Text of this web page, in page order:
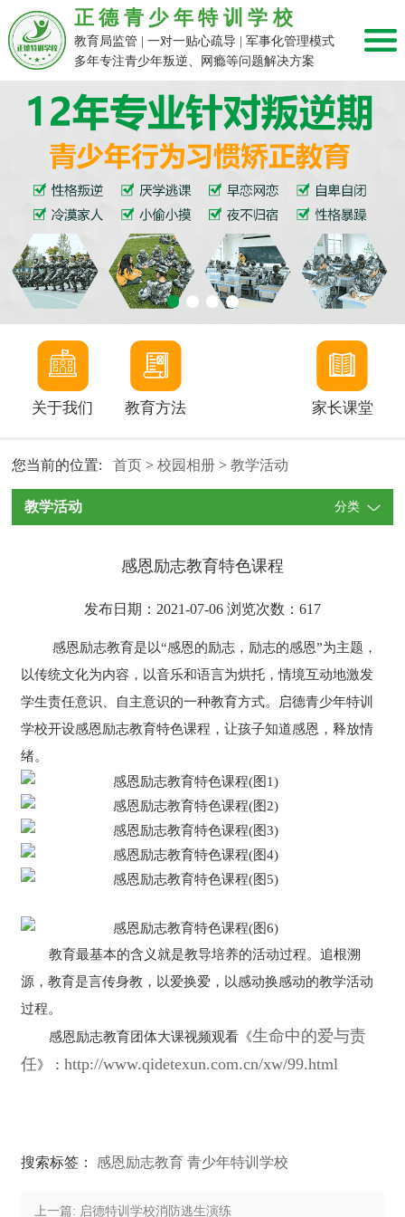
正德青少年特训学校
教育局监管 | 一对一贴心疏导 | 军事化管理模式
多年专注青少年叛逆、网瘾等问题解决方案
关于我们 教育方法 家长课堂
您当前的位置:首页 >校园相册 >教学活动
教学活动 分类
感恩励志教育特色课程
发布日期：2021-07-06 浏览次数： 617
感恩励志教育是以“感恩的励志，励志的感恩”为主题，
以传统文化为内容，以音乐和语言为烘托，情境互动地激发
学生责任意识、自主意识的一种教育方式。启德青少年特训
学校开设感恩励志教育特色课程，让孩子知道感恩，释放情
绪。
教育最基本的含义就是教导培养的活动过程。追根溯
源，教育是言传身教，以爱换爱，以感动换感动的教学活动
过程。
感恩励志教育团体大课视频观看《生命中的爱与责
任》： http://www.qidetexun.com.cn/xw/99.html
搜索标签： 感恩励志教育 青少年特训学校
上一篇: 启德特训学校消防逃生演练